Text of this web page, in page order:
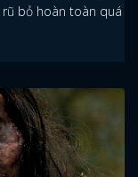
rũ bỏ hoàn toàn quá